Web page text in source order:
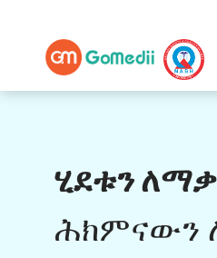
ሂደቱን
ሕክምናውን
የድህረ ህክምና
የሚደረግበት